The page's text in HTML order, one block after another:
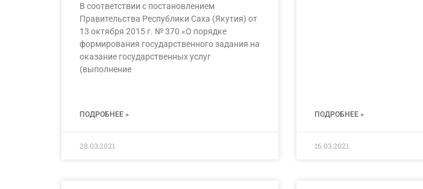
В соответствии с постановлением
Правительства Республики Саха (Якутия) от
13 октября 2015 г. № 370 «О порядке
формирования государственного задания на
оказание государственных услуг
(выполнение
ПОДРОБНЕЕ »
28.03.2021
ПОДРОБНЕЕ »
16.03.2021